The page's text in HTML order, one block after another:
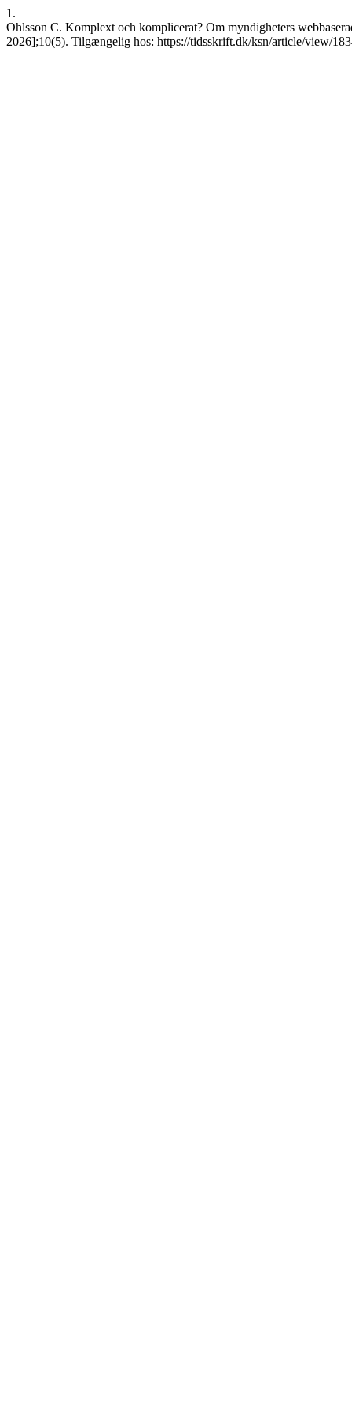
1.
Ohlsson C. Komplext och komplicerat? Om myndigheters
2026];10(5). Tilgængelig hos: https://tidsskrift.dk/ksn/article/view/